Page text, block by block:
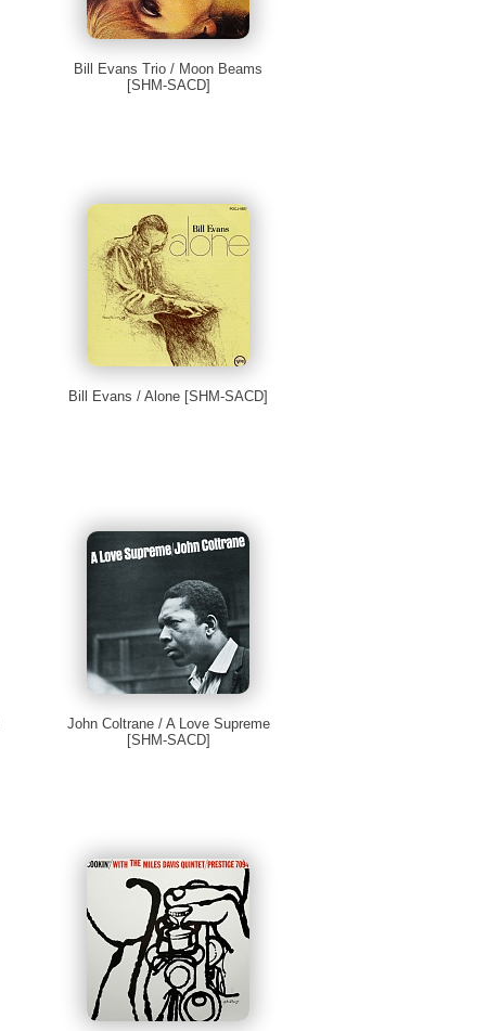
Bill Evans Trio / Moon Beams
[SHM-SACD]
Bill Evans / Alone [SHM-SACD]
John Coltrane / A Love Supreme
[SHM-SACD]